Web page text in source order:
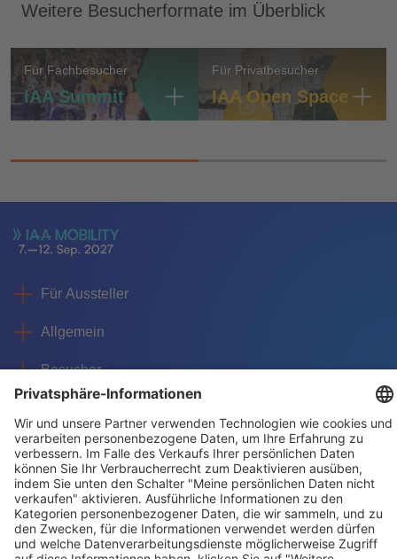
Weitere Besucherformate im Überblick
Für Fachbesucher
IAA Summit
Für Privatbesucher
IAA Open Space
Für Aussteller
Allgemein
Besucher
Impressum
Datenschutz
Privatsphäre/Cookies
© IAA MOBILITY